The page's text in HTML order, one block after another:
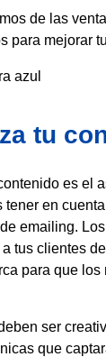
de las
para mejorar
tu
es el
tener en
emailing.
tus clientes
para que los
ser
que